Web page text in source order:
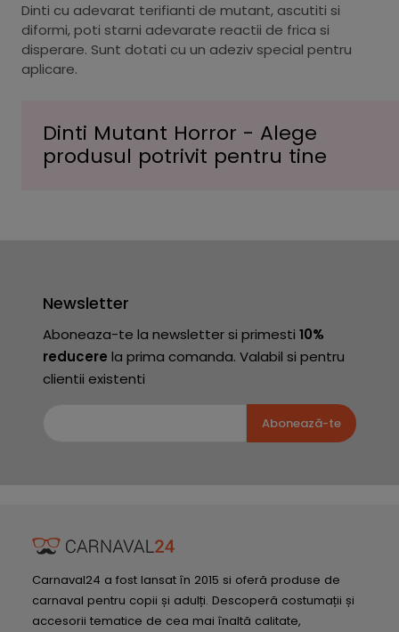
Dinti cu adevarat terifianti de mutant, ascutiti si
diformi, poti starni adevarate reactii de frica si
disperare. Sunt dotati cu un adeziv special pentru
aplicare.
Dinti Mutant Horror - Alege
produsul potrivit pentru tine
Newsletter
Aboneaza-te la newsletter si primesti 10%
reducere la prima comanda. Valabil si pentru
clientii existenti
Abonează-te
Carnaval24 a fost lansat în 2015 si oferă produse de
carnaval pentru copii și adulți. Descoperă costumații și
accesorii tematice de cea mai înaltă calitate,